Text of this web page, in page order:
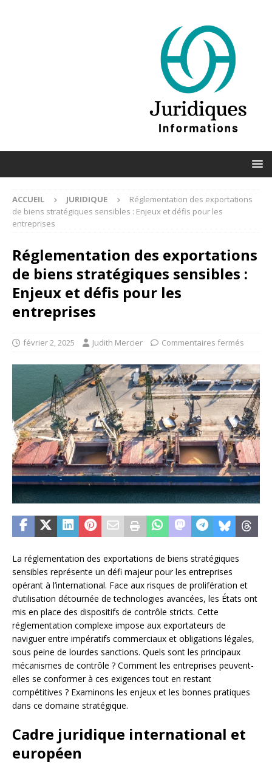
ACCUEIL JURIDIQUE
Réglementation des exportations
de biens stratégiques sensibles : Enjeux et défis pour les
entreprises
Réglementation des exportations
de biens stratégiques sensibles :
Enjeux et défis pour les
entreprises
février 2, 2025 Judith Mercier Commentaires fermés
La réglementation des exportations de biens stratégiques
sensibles représente un défi majeur pour les entreprises
opérant à l’international. Face aux risques de prolifération et
d’utilisation détournée de technologies avancées, les États ont
mis en place des dispositifs de contrôle stricts. Cette
réglementation complexe impose aux exportateurs de
naviguer entre impératifs commerciaux et obligations légales,
sous peine de lourdes sanctions. Quels sont les principaux
mécanismes de contrôle ? Comment les entreprises peuvent-
elles se conformer à ces exigences tout en restant
compétitives ? Examinons les enjeux et les bonnes pratiques
dans ce domaine stratégique.
Cadre juridique international et
européen